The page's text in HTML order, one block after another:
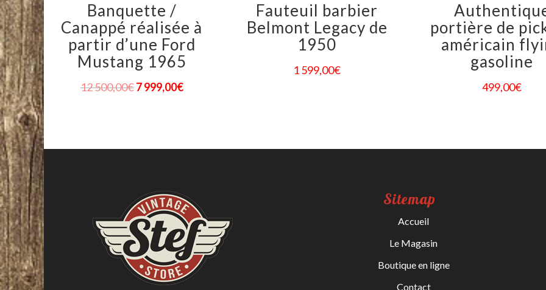
Banquette /
Canappé réalisée à
partir d’une Ford
Mustang 1965
12 500,00€7 999,00€
Fauteuil barbier
Belmont Legacy de
1950
1 599,00€
portière de
américain
gasoline
499,00€
Sitemap
Accueil
Le Magasin
Boutique en ligne
Contact